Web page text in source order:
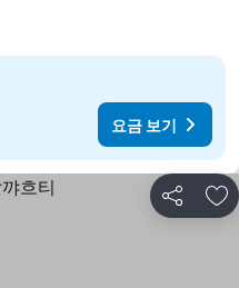
요금 보기
공유 즐